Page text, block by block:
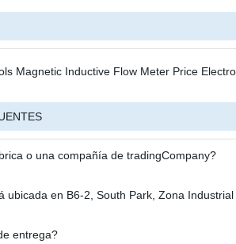
o una compañía de tradingCompany?
ubicada en B6-2, South Park, Zona
entrega?